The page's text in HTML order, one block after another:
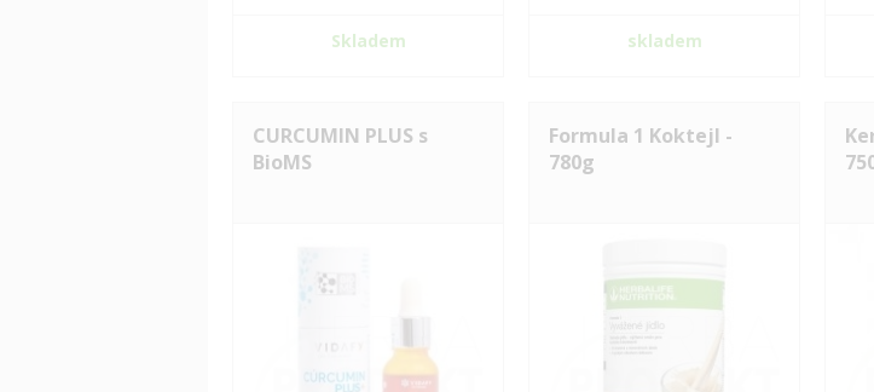
Skladem skladem
CURCUMIN PLUS s
BioMS
Formula 1 Koktejl -
780g